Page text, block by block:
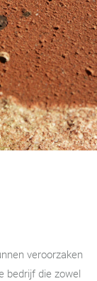
veroorzaken
bedrijf die zowel